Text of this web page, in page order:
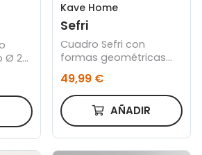
Ø 28
Kave Home
Sefri
Cuadro Sefri con
formas geométricas
90 cm
49,99 €
AÑADIR